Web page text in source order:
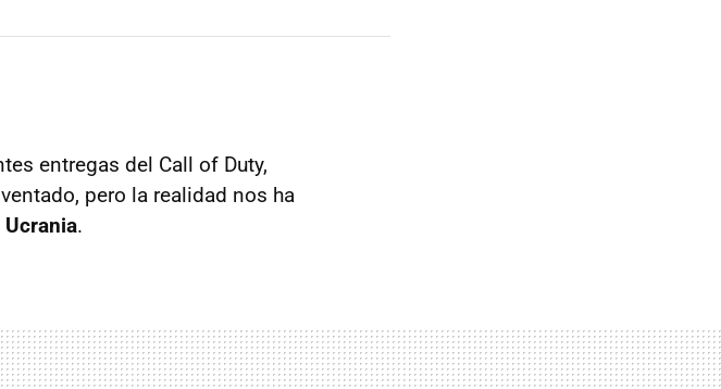
entregas del Call of Duty,
pero la realidad nos ha
.